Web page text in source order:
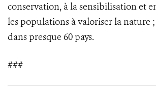
conservation, à la sensibilisation et
les populations à valoriser la nature
dans presque 60 pays.
###